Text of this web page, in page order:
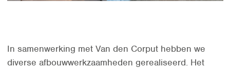
In samenwerking met Van den Corput hebben we
diverse afbouwwerkzaamheden gerealiseerd. Het